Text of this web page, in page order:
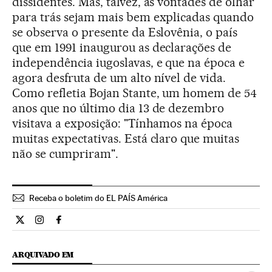
para trás sejam mais bem explicadas quando
se observa o presente da Eslovênia, o país
que em 1991 inaugurou as declarações de
independência iugoslavas, e que na época e
agora desfruta de um alto nível de vida.
Como refletia Bojan Stante, um homem de 54
anos que no último dia 13 de dezembro
visitava a exposição: "Tínhamos na época
muitas expectativas. Está claro que muitas
não se cumpriram".
Receba o boletim do EL PAÍS América
Internacional El País Brasil en Twitter
Internacional El País Brasil en Instagram
Internacional El País Brasil en Facebook
ARQUIVADO EM